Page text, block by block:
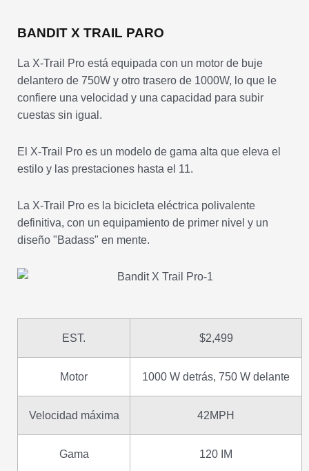
BANDIT X TRAIL PARO
La X-Trail Pro está equipada con un motor de buje
delantero de 750W y otro trasero de 1000W, lo que le
confiere una velocidad y una capacidad para subir
cuestas sin igual.
El X-Trail Pro es un modelo de gama alta que eleva el
estilo y las prestaciones hasta el 11.
La X-Trail Pro es la bicicleta eléctrica polivalente
definitiva, con un equipamiento de primer nivel y un
diseño "Badass" en mente.
EST. $2,499
Motor 1000 W detrás, 750 W delante
Velocidad máxima 42MPH
Gama 120 IM